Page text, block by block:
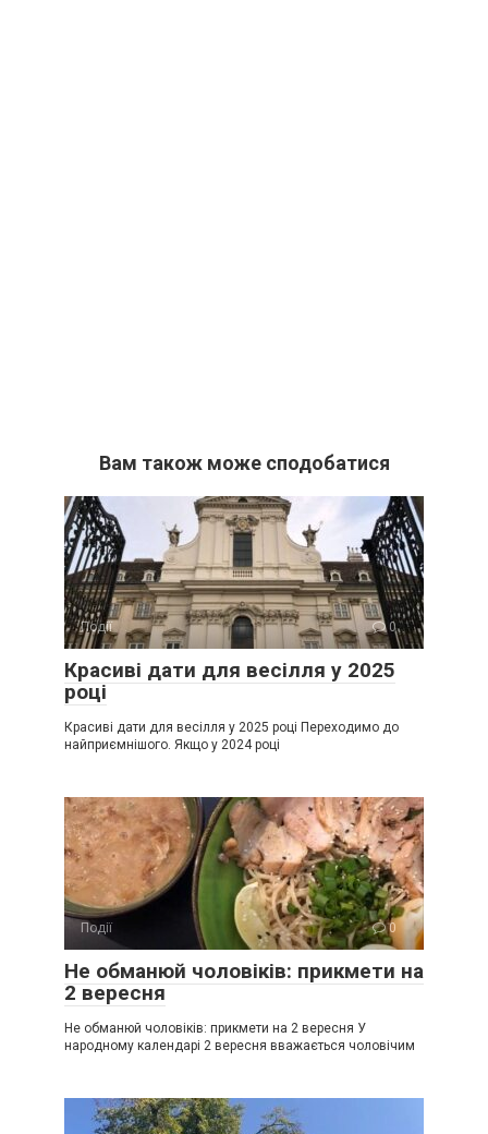
Вам також може сподобатися
Події 0
Красиві дати для весілля у 2025
році
Красиві дати для весілля у 2025 році Переходимо до
найприємнішого. Якщо у 2024 році
Події 0
Не обманюй чоловіків: прикмети на
2 вересня
Не обманюй чоловіків: прикмети на 2 вересня У
народному календарі 2 вересня вважається чоловічим